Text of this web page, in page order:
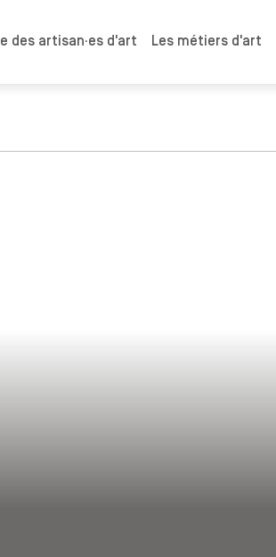
des artisan·es d'art Les métiers d'art
Renate